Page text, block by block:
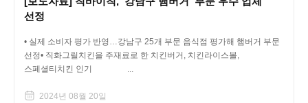
선정
• 실제 소비자 평가 반영…강남구 25개 부문 음식점 평가해 햄버거 부문
선정• 직화그릴치킨을 주재료로 한 치킨버거, 치킨라이스볼,
스페셜티치킨 인기 ...
2024년 08월 20일